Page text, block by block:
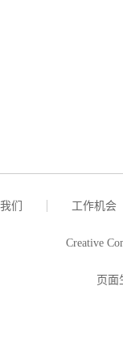
们 工作机会
Creative
页面